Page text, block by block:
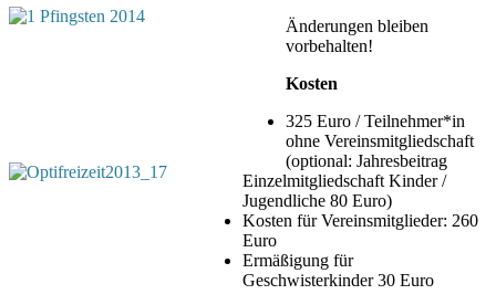
Änderungen bleiben
vorbehalten!
Kosten
325 Euro / Teilnehmer*in
ohne Vereinsmitgliedschaft
(optional: Jahresbeitrag
Einzelmitgliedschaft Kinder /
Jugendliche 80 Euro)
Kosten für Vereinsmitglieder: 260
Euro
Ermäßigung für
Geschwisterkinder 30 Euro